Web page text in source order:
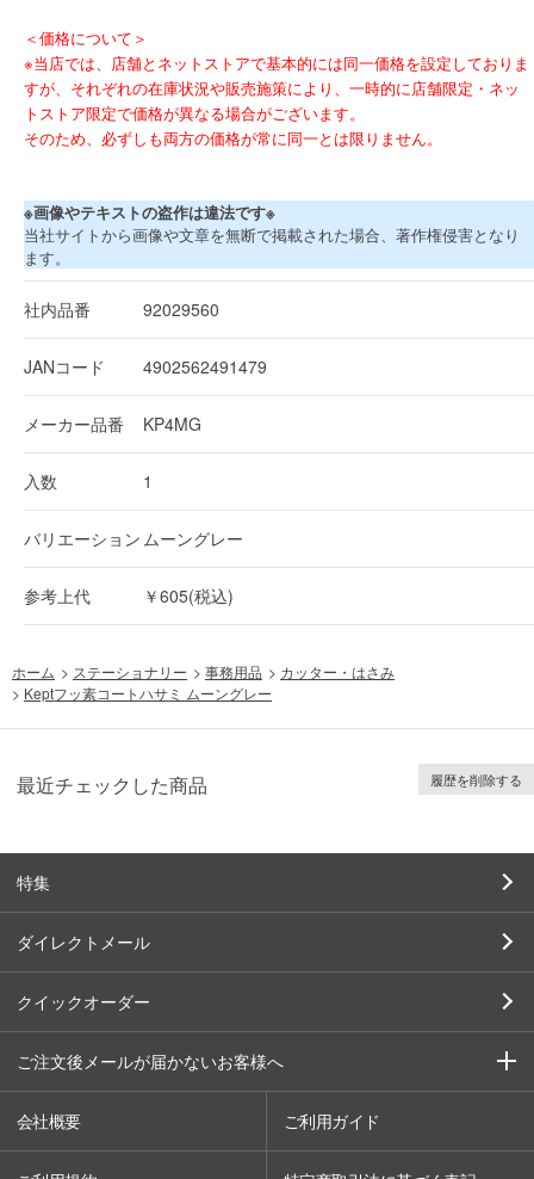
＜価格について＞
※当店では、店舗とネットストアで基本的には同一価格を設定しておりま
すが、それぞれの在庫状況や販売施策により、一時的に店舗限定・ネッ
トストア限定で価格が異なる場合がございます。
そのため、必ずしも両方の価格が常に同一とは限りません。
※画像やテキストの盗作は違法です※
当社サイトから画像や文章を無断で掲載された場合、著作権侵害となり
ます。
社内品番 92029560
JANコード 4902562491479
メーカー品番 KP4MG
入数 1
バリエーション ムーングレー
参考上代 ￥605(税込)
ホーム > ステーショナリー > 事務用品 > カッター・はさみ
> Keptフッ素コートハサミ ムーングレー
最近チェックした商品 履歴を削除する
特集
ダイレクトメール
クイックオーダー
ご注文後メールが届かないお客様へ
会社概要 ご利用ガイド